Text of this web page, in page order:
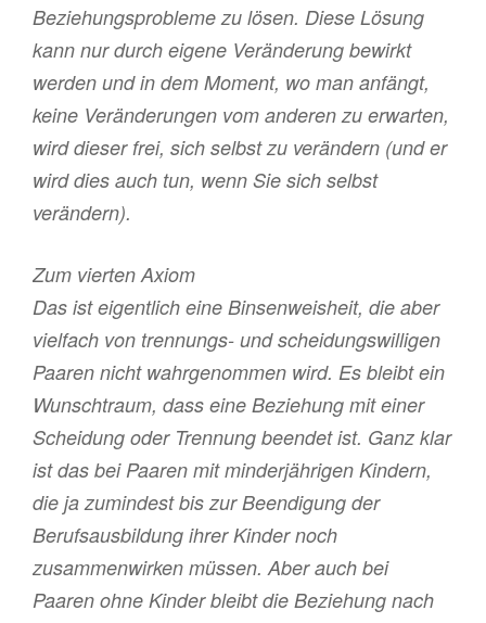
Beziehungsprobleme zu lösen. Diese Lösung
kann nur durch eigene Veränderung bewirkt
werden und in dem Moment, wo man anfängt,
keine Veränderungen vom anderen zu erwarten,
wird dieser frei, sich selbst zu verändern (und er
wird dies auch tun, wenn Sie sich selbst
verändern).
Zum vierten Axiom
Das ist eigentlich eine Binsenweisheit, die aber
vielfach von trennungs- und scheidungswilligen
Paaren nicht wahrgenommen wird. Es bleibt ein
Wunschtraum, dass eine Beziehung mit einer
Scheidung oder Trennung beendet ist. Ganz klar
ist das bei Paaren mit minderjährigen Kindern,
die ja zumindest bis zur Beendigung der
Berufsausbildung ihrer Kinder noch
zusammenwirken müssen. Aber auch bei
Paaren ohne Kinder bleibt die Beziehung nach